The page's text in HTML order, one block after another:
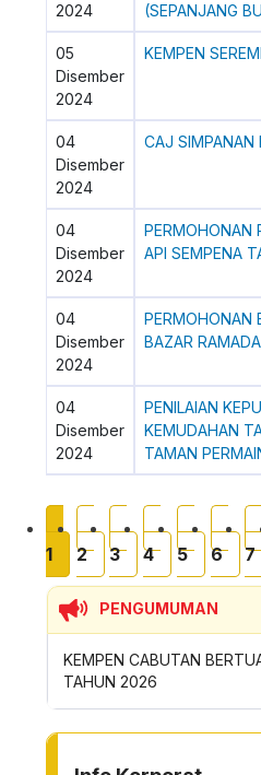
2024
(SEPANJANG
05
Disember
2024
KEMPEN
04
Disember
2024
CAJ SIMPANAN
04
Disember
2024
PERMOHONAN
API SEMPENA
04
Disember
2024
PERMOHONAN
BAZAR
04
Disember
2024
PENILAIAN
KEMUDAHAN
TAMAN
Pagination
Current page
1
Page
2
Page
3
Page
4
Page
5
6
7
PENGUMUMAN
KEMPEN CABUTAN
TAHUN 2026